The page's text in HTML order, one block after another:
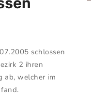
schlossen
2 ihren
ab, welcher im